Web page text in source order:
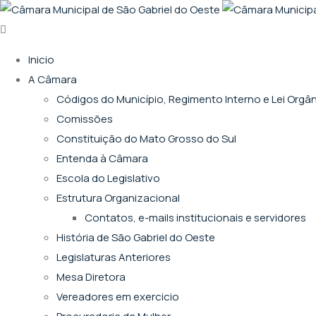
Inicio
A Câmara
Códigos do Município, Regimento Interno e Lei
Comissões
Constituição do Mato Grosso do Sul
Entenda à Câmara
Escola do Legislativo
Estrutura Organizacional
Contatos, e-mails institucionais e servidores
História de São Gabriel do Oeste
Legislaturas Anteriores
Mesa Diretora
Vereadores em exercicio